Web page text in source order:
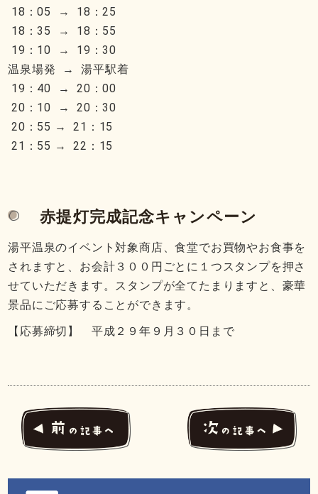
18：05 → 18：25
18：35 → 18：55
19：10 → 19：30
温泉場発 → 湯平駅着
19：40 → 20：00
20：10 → 20：30
20：55 → 21：15
21：55 → 22：15
赤提灯完成記念キャンペーン
湯平温泉のイベント対象商店、食堂でお買物やお食事を
されますと、お会計３００円ごとに１つスタンプを押さ
せていただきます。スタンプが全てたまりますと、豪華
景品にご応募することができます。
【応募締切】 平成２９年９月３０日まで